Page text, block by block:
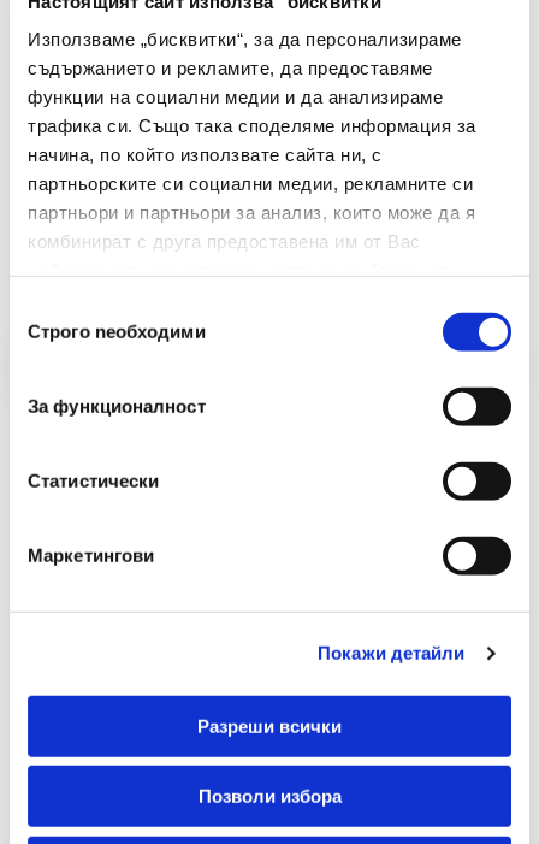
Използваме „бисквитки“, за да персонализираме
съдържанието и рекламите, да предоставяме
функции на социални медии и да анализираме
трафика си. Също така споделяме информация за
начина, по който използвате сайта ни, с
партньорските си социални медии, рекламните си
партньори и партньори за анализ, които може да я
комбинират с друга предоставена им от Вас
наСтрого nеобходими
За функционалност
Статистически
Маркетингови
Покажи детайли
Разреши всички
Позволи избора
Препоръчани Продукти